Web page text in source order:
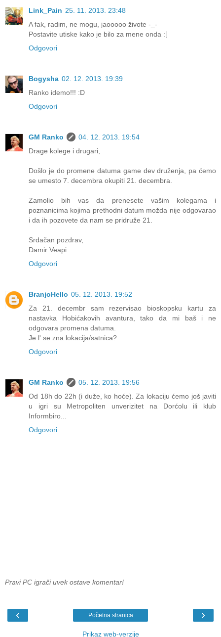
Link_Pain 25. 11. 2013. 23:48
A fak, radim, ne mogu, jaooooo živote -_-
Postavite utiske kako je bilo za mene onda :[
Odgovori
Bogysha 02. 12. 2013. 19:39
Ranko idemo!!! :D
Odgovori
GM Ranko
04. 12. 2013. 19:54
Drage kolege i drugari,
Došlo je do promene datuma game dev druženja, pa ćemo
se umesto 7. decembra okupiti 21. decembra.
Zamolio bih vas da prenesete vašim kolegama i
poznanicima kojima prethodni datum možda nije odgovarao
i da ih pozovete da nam se pridruže 21.
Srdačan pozdrav,
Damir Veapi
Odgovori
BranjoHello 05. 12. 2013. 19:52
Za 21. decembr sam rezervisao bioskopsku kartu za
nastavka Hobićakovih avantura, tako da mi baš i ne
odgovara promena datuma.
Je l' se zna lokacija/satnica?
Odgovori
GM Ranko
05. 12. 2013. 19:56
Od 18h do 22h (i duže, ko hoće). Za lokaciju ćemo još javiti
u igri su Metropoliten unverizitet na Dorćolu ili klub
Informbiro...
Odgovori
Pravi PC igrači uvek ostave komentar!
‹ ›
Početna stranica
Prikaz web-verzije